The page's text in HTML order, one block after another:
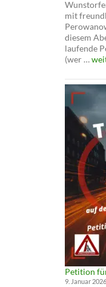
mit
diesem
laufende
(wer …
30
auf
der
Petition
9. Januar 2026